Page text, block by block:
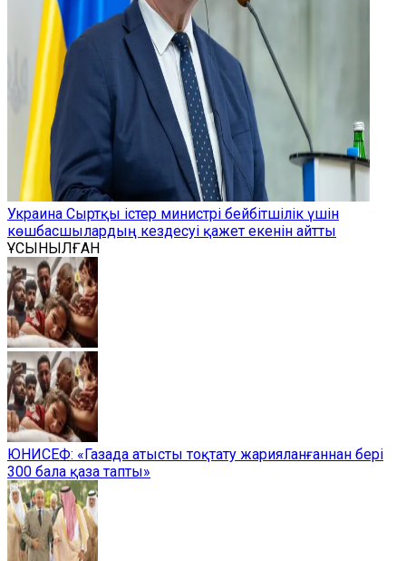
Украина Сыртқы істер министрі бейбітшілік үшін
көшбасшылардың кездесуі қажет екенін айтты
ҰСЫНЫЛҒАН
ЮНИСЕФ: «Газада атысты тоқтату жарияланғаннан бері
300 бала қаза тапты»